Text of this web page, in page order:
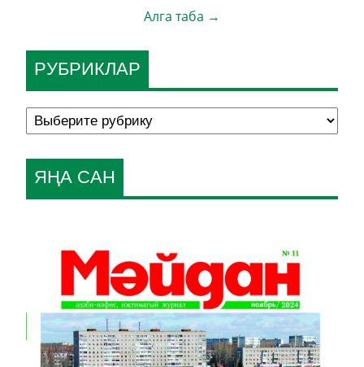
Алга таба →
РУБРИКЛАР
ЯҢА САН